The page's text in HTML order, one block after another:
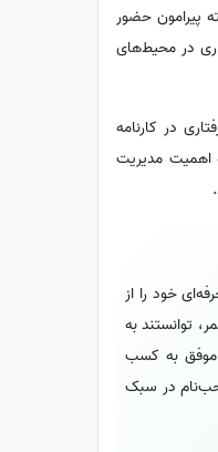
پیرامون حضور
در محیط‌های
در کارنامه
اهمیت مدیریت
خود را از
توانستند به
موفق به کسب
در سبک